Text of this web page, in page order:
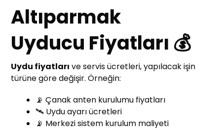
Altıparmak
Uyducu Fiyatları 💰
Uydu fiyatları ve servis ücretleri, yapılacak işin
türüne göre değişir. Örneğin:
📡 Çanak anten kurulumu fiyatları
🛰️ Uydu ayarı ücretleri
📡 Merkezi sistem kurulum maliyeti